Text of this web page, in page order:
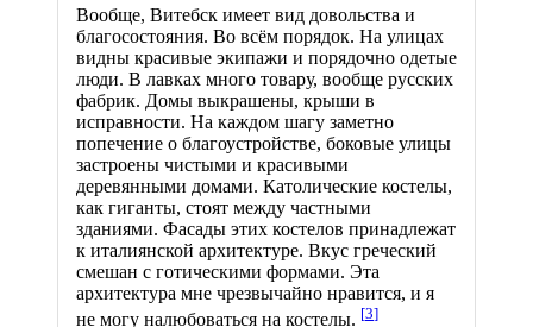
Вообще, Витебск имеет вид довольства и
благосостояния. Во всём порядок. На улицах
видны красивые экипажи и порядочно одетые
люди. В лавках много товару, вообще русских
фабрик. Домы выкрашены, крыши в
исправности. На каждом шагу заметно
попечение о благоустройстве, боковые улицы
застроены чистыми и красивыми
деревянными домами. Католические костелы,
как гиганты, стоят между частными
зданиями. Фасады этих костелов принадлежат
к италиянской архитектуре. Вкус греческий
смешан с готическими формами. Эта
архитектура мне чрезвычайно нравится, и я
не могу налюбоваться на костелы. [3]